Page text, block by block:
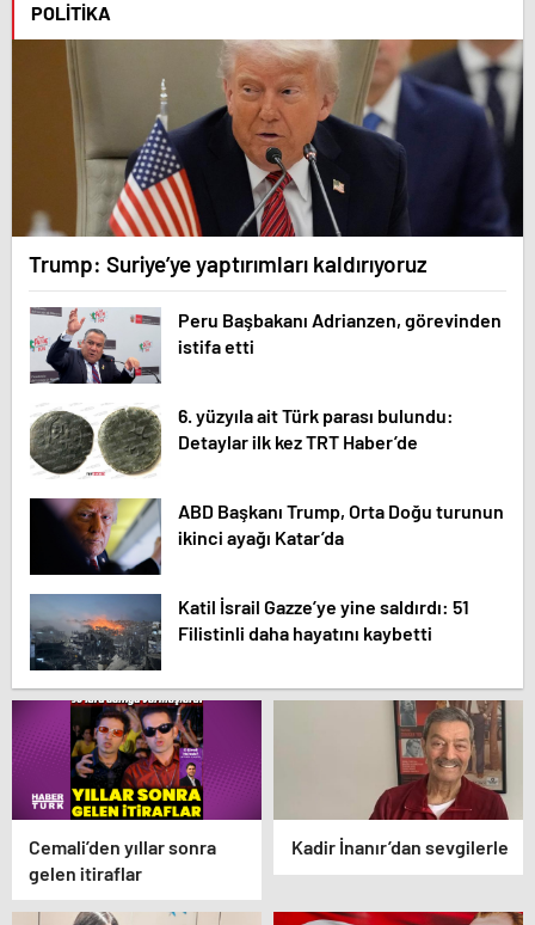
POLITIKA
Trump: Suriye’ye yaptırımları kaldırıyoruz
Peru Başbakanı Adrianzen, görevinden
istifa etti
6. yüzyıla ait Türk parası bulundu:
Detaylar ilk kez TRT Haber’de
ABD Başkanı Trump, Orta Doğu turunun
ikinci ayağı Katar’da
Katil İsrail Gazze’ye yine saldırdı: 51
Filistinli daha hayatını kaybetti
Cemali’den yıllar sonra
gelen itiraflar
Kadir İnanır’dan sevgilerle